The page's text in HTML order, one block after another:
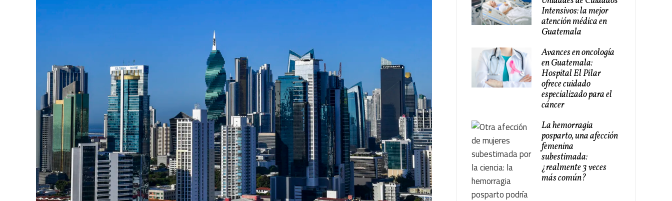
Intensivos: la mejor
atención médica en
Guatemala
Avances en oncología
en Guatemala:
Hospital El Pilar
ofrece cuidado
especializado para el
cáncer
La hemorragia
posparto, una afección
femenina
subestimada:
¿realmente 3 veces
más común?